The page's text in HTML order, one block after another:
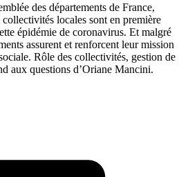
des départements de France,
locales sont en première
épidémie de coronavirus. Et malgré
assurent et renforcent leur mission
Rôle des collectivités, gestion de
aux questions d’Oriane Mancini.